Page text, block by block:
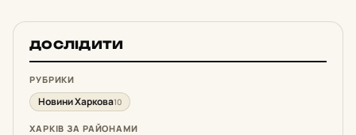
ДОСЛІДИТИ
РУБРИКИ
Новини Харкова10
ХАРКІВ ЗА РАЙОНАМИ